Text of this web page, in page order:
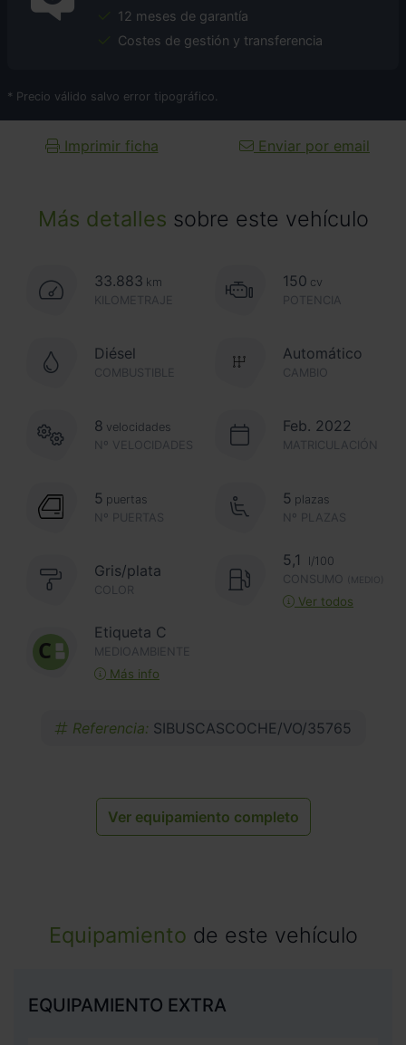
Más detalles sobre este vehículo
33.883 km
KILOMETRAJE
150 cv
POTENCIA
Diésel
COMBUSTIBLE CAMBIO
Automático
Nº VELOCIDADES
8 velocidades Feb. 2022
MATRICULACIÓN
Nº PUERTAS
5 puertas
Nº PLAZAS
5 plazas
Gris/plata
COLOR
5,1
l/100
CONSUMO
(MEDIO)
Ver todos
Etiqueta C
MEDIOAMBIENTE
Más info
Referencia: SIBUSCASCOCHE/VO/35765
Ver equipamiento completo
12 meses de garantía
Costes de gestión y transferencia
* Precio válido salvo error tipográfico.
Imprimir ficha Enviar por email
Equipamiento de este vehículo
EQUIPAMIENTO EXTRA